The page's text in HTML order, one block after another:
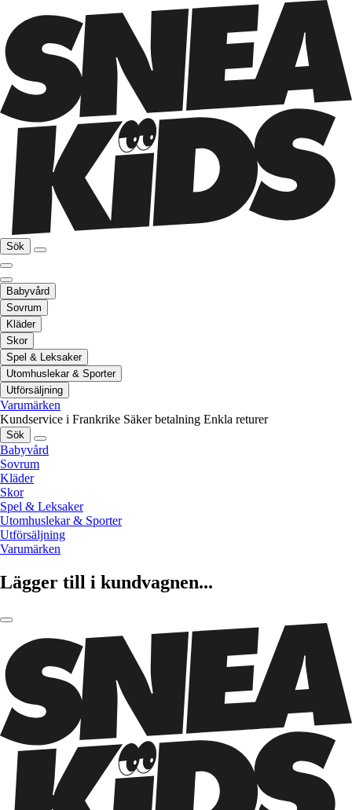
Sök
Babyvård
Sovrum
Kläder
Skor
Spel & Leksaker
Utomhuslekar & Sporter
Utförsäljning
Varumärken
Kundservice i Frankrike Säker betalning Enkla returer
Sök
Babyvård
Sovrum
Kläder
Skor
Spel & Leksaker
Utomhuslekar & Sporter
Utförsäljning
Varumärken
Lägger till i kundvagnen...